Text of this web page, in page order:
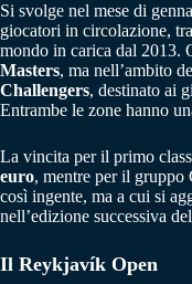
Si svolge nel mese di
giocatori in circolazione,
mondo in carica dal 2013.
Masters, ma nell’ambito
Challengers, destinato ai
Entrambe le zone hanno
La vincita per il primo
euro, mentre per il gruppo
così ingente, ma a cui si
nell’edizione successiva
Il Reykjavík Open